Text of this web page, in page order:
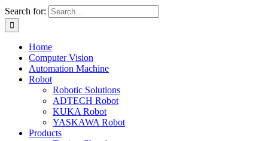
Search for:
Home
Computer Vision
Automation Machine
Robot
Robotic Solutions
ADTECH Robot
KUKA Robot
YASKAWA Robot
Products